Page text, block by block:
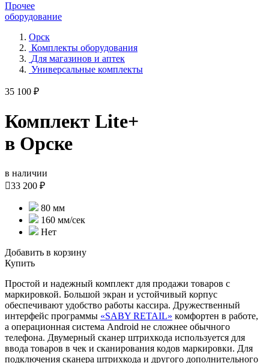
Прочее
оборудование
Орск
Комплекты оборудования
Для магазинов и аптек
Универсальные комплекты
35 100 ₽
Комплект Lite+
в Орске
в наличии
33 200 ₽
80 мм
160 мм/сек
Нет
Добавить в корзину
Купить
Простой и надежный комплект для продажи товаров с
маркировкой. Большой экран и устойчивый корпус
обеспечивают удобство работы кассира. Дружественный
интерфейс программы «SABY RETAIL» комфортен в работе,
а операционная система Android не сложнее обычного
телефона. Двумерный сканер штрихкода используется для
ввода товаров в чек и сканирования кодов маркировки. Для
подключения сканера штрихкода и другого дополнительного